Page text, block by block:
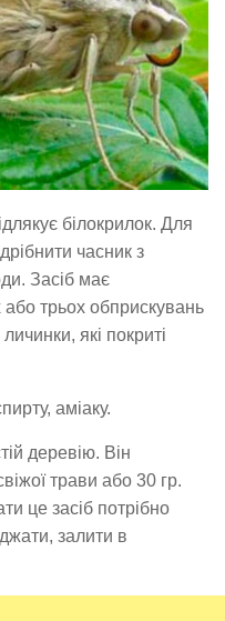
білокрилок. Для
часник з
Засіб має
трьох обприскувань
які покриті
аміаку.
деревію. Він
трави або 30 гр.
це засіб потрібно
залити в